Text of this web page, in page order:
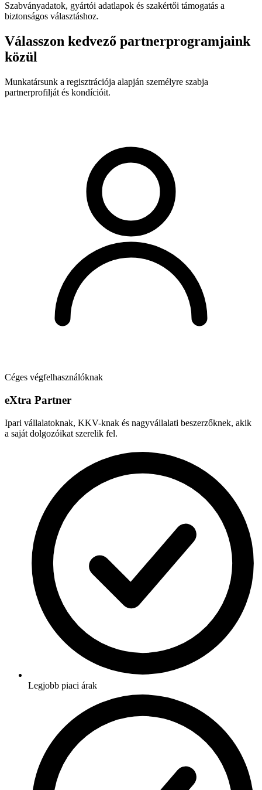
Szabványadatok, gyártói adatlapok és szakértői támogatás a
biztonságos választáshoz.
Válasszon kedvező partnerprogramjaink
közül
Munkatársunk a regisztrációja alapján személyre szabja
partnerprofilját és kondícióit.
Céges végfelhasználóknak
eXtra Partner
Ipari vállalatoknak, KKV-knak és nagyvállalati beszerzőknek, akik
a saját dolgozóikat szerelik fel.
Legjobb piaci árak